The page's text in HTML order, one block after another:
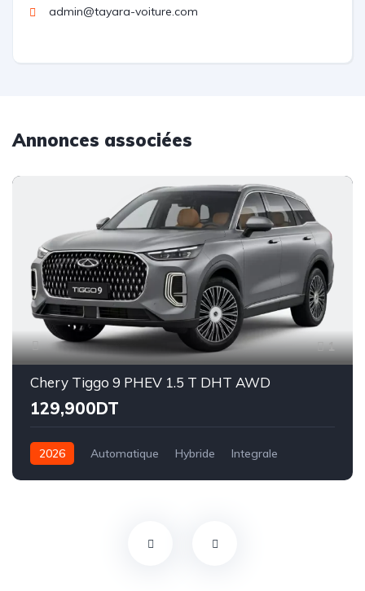
admin@tayara-voiture.com
Annonces associées
1
Chery Tiggo 9 PHEV 1.5 T DHT AWD
129,900DT
2026 Automatique Hybride Integrale